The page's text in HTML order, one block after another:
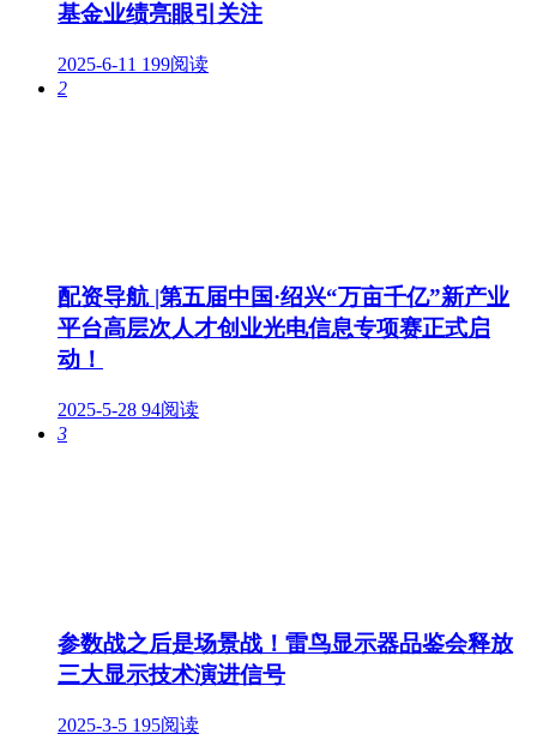
基金业绩亮眼引关注
2025-6-11 199阅读
2
配资导航 |第五届中国·绍兴“万亩千亿”新产业
平台高层次人才创业光电信息专项赛正式启
动！
2025-5-28 94阅读
3
参数战之后是场景战！雷鸟显示器品鉴会释放
三大显示技术演进信号
2025-3-5 195阅读